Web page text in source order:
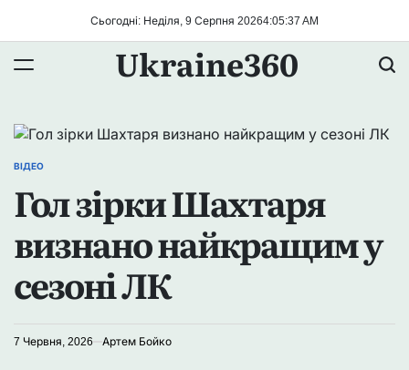
Сьогодні: Неділя, 9 Серпня 20264:05:38 AM
Ukraine360
ОПУБЛІКУВАТИ
ВІДЕО
Гол зірки Шахтаря
визнано найкращим у
сезоні ЛК
7 Червня, 2026 Артем Бойко